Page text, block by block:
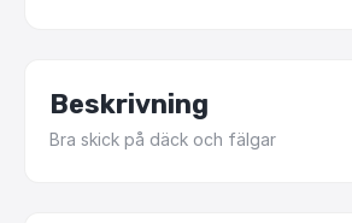
Beskrivning
Bra skick på däck och fälgar